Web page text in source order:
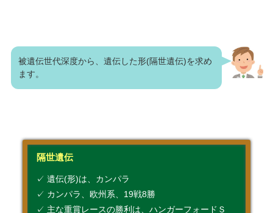
被遺伝世代深度から、遺伝した形(隔世遺伝)を求め
ます。
隔世遺伝
✓ 遺伝(形)は、カンパラ
✓ カンパラ、欧州系、19戦8勝
✓ 主な重賞レースの勝利は、ハンガーフォードＳ